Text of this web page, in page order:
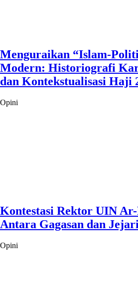
Menguraikan “Islam-
Modern: Historiografi
dan Kontekstualisasi Haji
Opini
Kontestasi Rektor UIN
Antara Gagasan dan
Opini